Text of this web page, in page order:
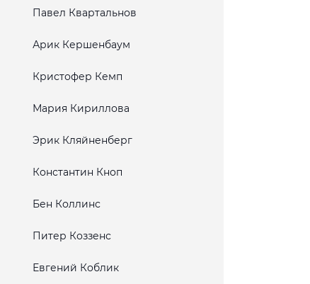
Павел Квартальнов
Арик Кершенбаум
Кристофер Кемп
Мария Кириллова
Эрик Кляйненберг
Константин Кноп
Бен Коллинс
Питер Коззенс
Евгений Коблик